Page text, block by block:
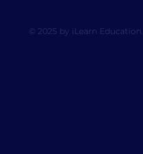
© 2025 by iLearn Education.